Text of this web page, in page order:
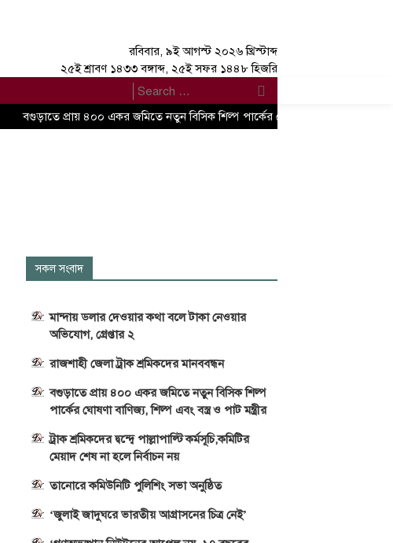
রবিবার, ৯ই আগস্ট ২০২৬ খ্রিস্টাব্দ
২৫ই শ্রাবণ ১৪৩৩ বঙ্গাব্দ, ২৫ই সফর ১৪৪৮ হিজরি
বগুড়াতে প্রায় ৪০০ একর জমিতে নতুন বিসিক শিল্প পার্কের ঘোষণা বাণিজ্য, শিল্প এবং
সকল সংবাদ
মান্দায় ডলার দেওয়ার কথা বলে টাকা নেওয়ার
অভিযোগ, গ্রেপ্তার ২
রাজশাহী জেলা ট্রাক শ্রমিকদের মানববন্ধন
বগুড়াতে প্রায় ৪০০ একর জমিতে নতুন বিসিক শিল্প
পার্কের ঘোষণা বাণিজ্য, শিল্প এবং বস্ত্র ও পাট মন্ত্রীর
ট্রাক শ্রমিকদের দ্বন্দ্বে পাল্লাপাল্টি কর্মসূচি,কমিটির
মেয়াদ শেষ না হলে নির্বাচন নয়
তানোরে কমিউনিটি পুলিশিং সভা অনুষ্ঠিত
‘জুলাই জাদুঘরে ভারতীয় আগ্রাসনের চিত্র নেই’